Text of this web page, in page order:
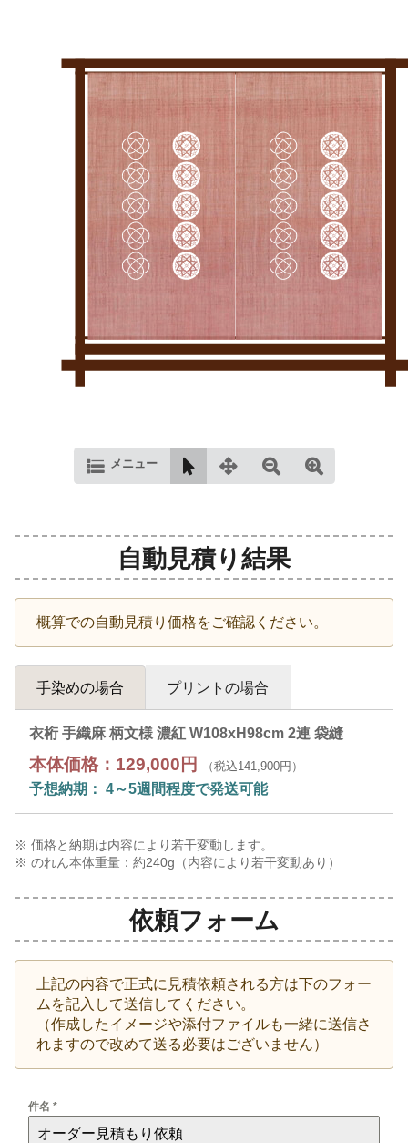
メニュー
自動見積り結果
概算での自動見積り価格をご確認ください。
手染めの場合 プリントの場合
衣桁 手織麻 柄文様 濃紅 W108xH98cm 2連 袋縫
本体価格：129,000円 （税込141,900円）
予想納期： 4～5週間程度で発送可能
※ 価格と納期は内容により若干変動します。
※ のれん本体重量：約240g（内容により若干変動あり）
依頼フォーム
上記の内容で正式に見積依頼される方は下のフォー
ムを記入して送信してください。
（作成したイメージや添付ファイルも一緒に送信さ
れますので改めて送る必要はございません）
件名 *